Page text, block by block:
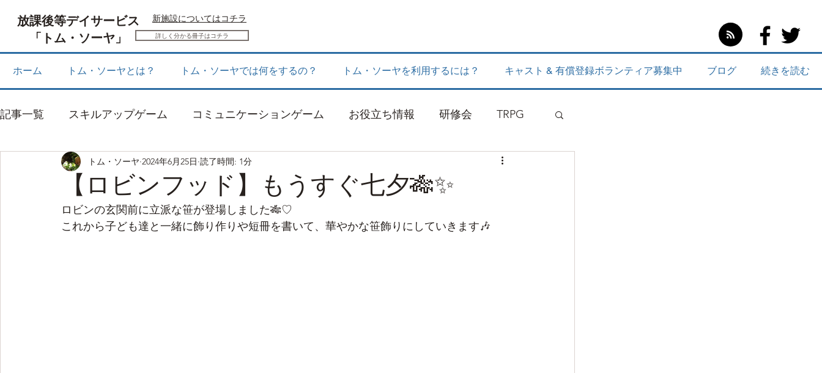
放課後等デイサービス
「トム・ソーヤ」
​新施設についてはコチラ
詳しく分かる冊子はコチラ
ホーム トム・ソーヤとは？ トム・ソーヤでは何をするの？ トム・ソーヤを利用するには？ キャスト & 有償登録ボランティア募集中 ブログ 続きを読む
記事一覧 スキルアップゲーム コミュニケーションゲーム お役立ち情報 研修会 TRPG
感覚統合 お知らせ
【ロビンフッド】もうすぐ七夕🎋✨
トム・ソーヤ 2024年6月25日 読了時間: 1分
ロビンの玄関前に立派な笹が登場しました🎋♡
これから子ども達と一緒に飾り作りや短冊を書いて、華やかな笹飾りにしていきます🎶